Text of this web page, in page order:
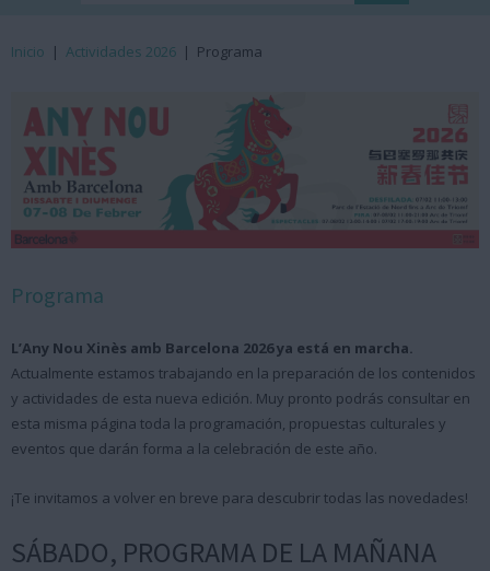
Inicio | Actividades 2026 | Programa
Programa
L’Any Nou Xinès amb Barcelona 2026 ya está en marcha.
Actualmente estamos trabajando en la preparación de los contenidos
y actividades de esta nueva edición. Muy pronto podrás consultar en
esta misma página toda la programación, propuestas culturales y
eventos que darán forma a la celebración de este año.
¡Te invitamos a volver en breve para descubrir todas las novedades!
SÁBADO, PROGRAMA DE LA MAÑANA